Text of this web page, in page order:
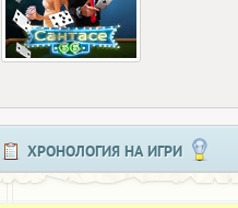
ХРОНОЛОГИЯ НА ИГРИ